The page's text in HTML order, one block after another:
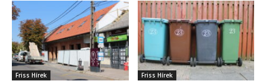
Friss Hírek Friss Hírek